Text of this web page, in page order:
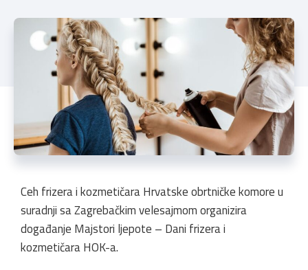
Ceh frizera i kozmetičara Hrvatske obrtničke komore u
suradnji sa Zagrebačkim velesajmom organizira
događanje Majstori ljepote – Dani frizera i
kozmetičara HOK-a.